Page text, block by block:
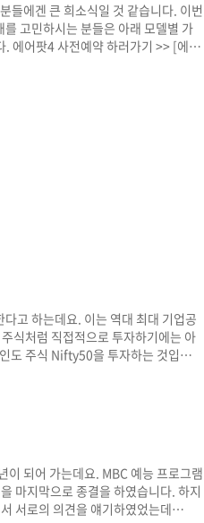
들에겐 큰 희소식일 것 같습니다. 이번
고민하시는 분들은 아래 모델별 가
. 에어팟4 사전예약 하러가기 >> [에어
있는 기간도 바로 사전예약 기간인
혜택을 제공하고 있어 자세히 알..
고 하는데요. 이는 역대 최대 기업공
식처럼 직접적으로 투자하기에는 아
도 주식 Nifty50을 투자하는 것입니
10월 7일보완서류 제출 예정2024
되어 가는데요. MBC 예능 프로그램
마지막으로 종결을 하였습니다. 하지
서로의 의견을 얘기하였었는데